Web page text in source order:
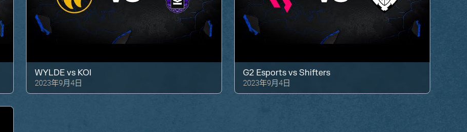
WYLDE vs KOI
2023年9月4日
G2 Esports vsShifters
2023年9月4日